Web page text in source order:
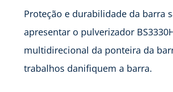
Proteção e durabilidade da barra
apresentar o pulverizador
multidirecional da ponteira da
trabalhos danifiquem a barra.